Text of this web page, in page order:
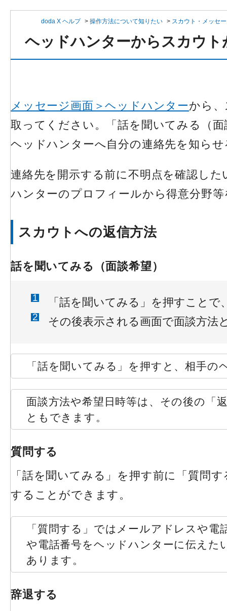
doda X ヘルプ > 操作方法について知りたい > スカウト・メッセ
ヘッドハンターからスカウ
メッセージ画面＞ヘッドハンターから
取ってください。「話を聞いてみる（
ヘッドハンターへ自分の連絡先を知ら
連絡先を開示する前に不明点を確認し
ハンターのプロフィールから得意分野
スカウトへの返信方法
話を聞いてみる（面談希望）
「話を聞いてみる」を押すこと
その後表示される画面で面談方法
「話を聞いてみる」を押すと、相手
面談方法や希望日時等は、その後の「
ともできます。
質問する
「話を聞いてみる」を押す前に「質問
することができます。
「質問する」ではメールアドレスや
や電話番号をヘッドハンターに伝えた
あります。
辞退する